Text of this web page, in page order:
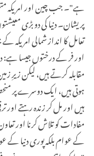
ہے"۔ جب چین اور امریکہ
پریشان۔ دنیا کی دو بڑی
تعامل کا انداز شمالی
اور فر کے درختوں جیسا
مقابلہ کرتے ہیں، لیکن
ہوتی ہیں، ایک دوسرے پر
ہیں اور مل کر زندہ رہتے
مفادات کو تلاش کرنا اور
کے عوام بلکہ پوری دنیا کے